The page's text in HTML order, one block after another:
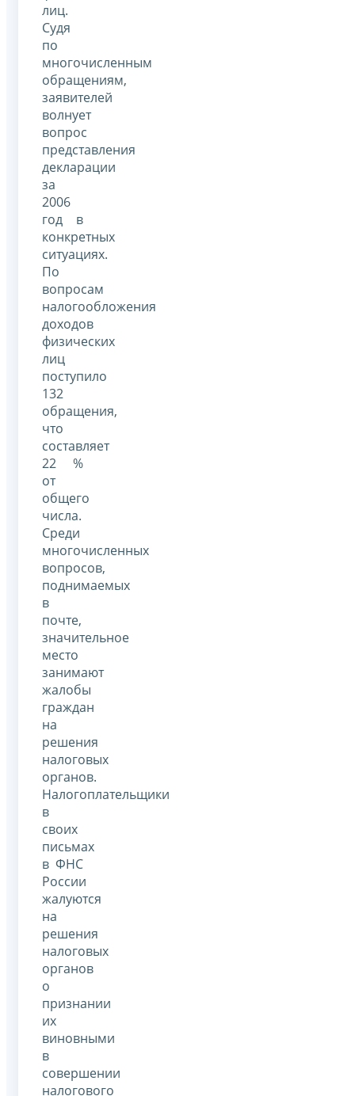
лиц.
Судя
по
многочисленным
обращениям,
заявителей
волнует
вопрос
представления
декларации
за
2006
год в
конкретных
ситуациях.
По
вопросам
налогообложения
доходов
физических
лиц
поступило
132
обращения,
что
составляет
22 %
от
общего
числа.
Среди
многочисленных
вопросов,
поднимаемых
в
почте,
значительное
место
занимают
жалобы
граждан
на
решения
налоговых
органов.
Налогоплательщики
в
своих
письмах
в ФНС
России
жалуются
на
решения
налоговых
органов
о
признании
их
виновными
в
совершении
налогового